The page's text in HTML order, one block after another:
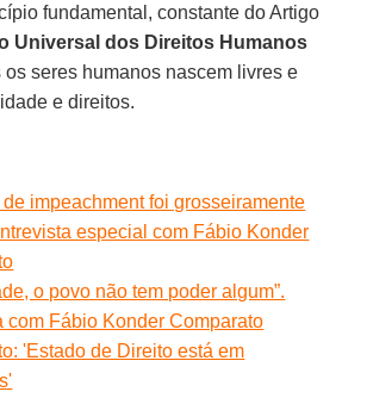
fundamental, constante do Artigo
Universal dos Direitos Humanos
os seres humanos nascem livres e
e direitos.
de impeachment foi grosseiramente
especial com Fábio Konder
o povo não tem poder algum”.
com Fábio Konder Comparato
'Estado de Direito está em